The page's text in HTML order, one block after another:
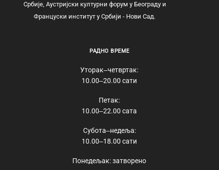
Србије, Аустријски културни форум у Београду и
Француски институт у Србији - Нови Сад.
РАДНО ВРЕМЕ
Уторак‒четвртак:
10.00‒20.00 сати
Петак:
10.00‒22.00 сата
Субота‒недеља:
10.00‒18.00 сати
Понедељак: затворено